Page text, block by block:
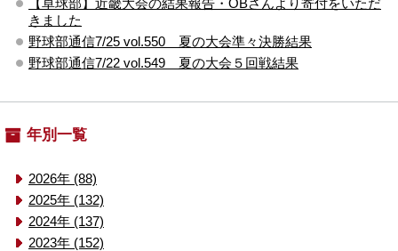
【卓球部】近畿大会の結果報告・OBさんより寄付をいただ
きました
野球部通信7/25 vol.550 夏の大会準々決勝結果
野球部通信7/22 vol.549 夏の大会５回戦結果
年別一覧
2026年 (88)
2025年 (132)
2024年 (137)
2023年 (152)